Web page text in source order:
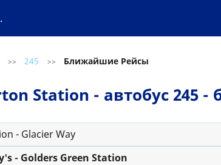
>> 245 >> Ближайшие Рейсы
Station - автобус 245
- Glacier Way
- Golders Green Station